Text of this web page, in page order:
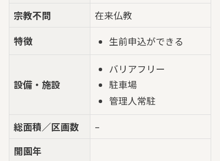
宗教不問
在来仏教
特徴
生前申込ができる
設備・施設
バリアフリー
駐車場
管理人常駐
総面積／区画数
–
開園年